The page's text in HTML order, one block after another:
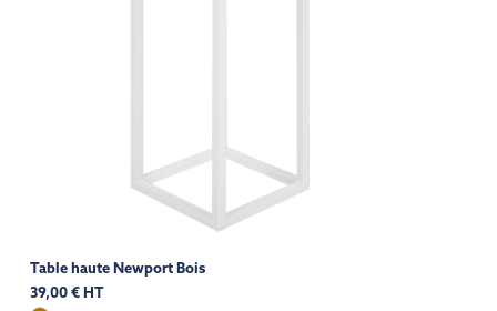
Table haute Newport Bois
39,00 € HT